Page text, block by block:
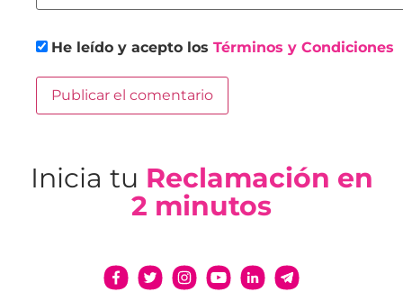
He leído y acepto los Términos y Condiciones
Inicia tu Reclamación en
2 minutos